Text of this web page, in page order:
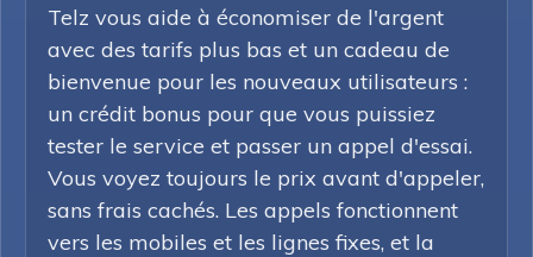
Telz vous aide à économiser de l'argent
avec des tarifs plus bas et un cadeau de
bienvenue pour les nouveaux utilisateurs :
un crédit bonus pour que vous puissiez
tester le service et passer un appel d'essai.
Vous voyez toujours le prix avant d'appeler,
sans frais cachés. Les appels fonctionnent
vers les mobiles et les lignes fixes, et la